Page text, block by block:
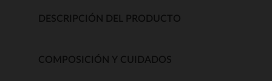
DESCRIPCIÓN DEL PRODUCTO
COMPOSICIÓN Y CUIDADOS